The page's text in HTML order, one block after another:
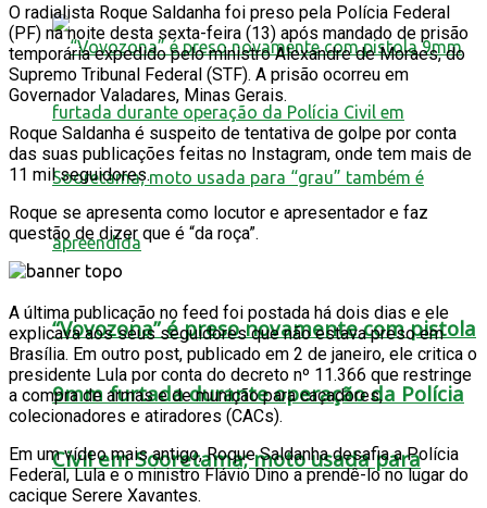
“Vovozona” é preso novamente com pistola
9mm furtada durante operação da Polícia
Civil em Sooretama; moto usada para
O radialista Roque Saldanha foi preso pela Polícia Federal
(PF) na noite desta sexta-feira (13) após mandado de prisão
temporária expedido pelo ministro Alexandre de Moraes, do
Supremo Tribunal Federal (STF). A prisão ocorreu em
Governador Valadares, Minas Gerais.
Roque Saldanha é suspeito de tentativa de golpe por conta
das suas publicações feitas no Instagram, onde tem mais de
11 mil seguidores.
Roque se apresenta como locutor e apresentador e faz
questão de dizer que é “da roça”.
A última publicação no feed foi postada há dois dias e ele
explicava aos seus seguidores que não estava preso em
Brasília. Em outro post, publicado em 2 de janeiro, ele critica o
presidente Lula por conta do decreto nº 11.366 que restringe
a compra de armas e de munição para caçadores,
colecionadores e atiradores (CACs).
Em um vídeo mais antigo, Roque Saldanha desafia a Polícia
Federal, Lula e o ministro Flávio Dino a prendê-lo no lugar do
cacique Serere Xavantes.